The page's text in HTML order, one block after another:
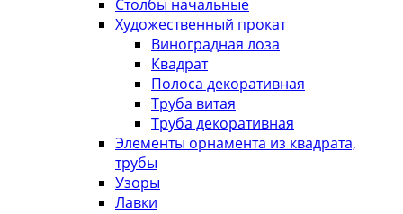
Столбы начальные
Художественный прокат
Виноградная лоза
Квадрат
Полоса декоративная
Труба витая
Труба декоративная
Элементы орнамента из квадрата,
трубы
Узоры
Лавки